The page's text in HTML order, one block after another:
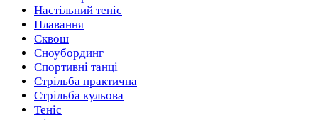
Настільний теніс
Плавання
Сквош
Сноубординг
Спортивні танці
Стрільба практична
Стрільба кульова
Теніс